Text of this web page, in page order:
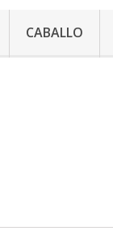
CABALLO